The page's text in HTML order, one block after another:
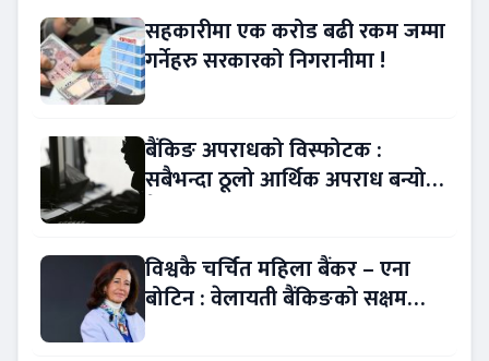
सहकारीमा एक करोड बढी रकम जम्मा
गर्नेहरु सरकारको निगरानीमा !
बैंकिङ अपराधको विस्फोटक :
सबैभन्दा ठूलो आर्थिक अपराध बन्यो
विश्वकै चर्चित महिला बैंकर – एना
बोटिन : वेलायती बैंकिङको सक्षम